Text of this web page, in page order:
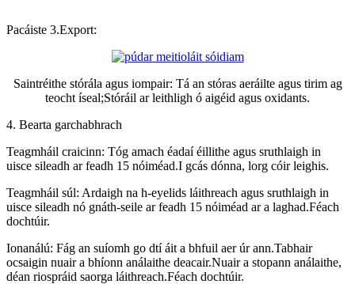
Pacáiste 3.Export:
Saintréithe stórála agus iompair: Tá an stóras aeráilte agus tirim ag
teocht íseal;Stóráil ar leithligh ó aigéid agus oxidants.
4. Bearta garchabhrach
Teagmháil craicinn: Tóg amach éadaí éillithe agus sruthlaigh in
uisce sileadh ar feadh 15 nóiméad.I gcás dónna, lorg cóir leighis.
Teagmháil súl: Ardaigh na h-eyelids láithreach agus sruthlaigh in
uisce sileadh nó gnáth-seile ar feadh 15 nóiméad ar a laghad.Féach
dochtúir.
Ionanálú: Fág an suíomh go dtí áit a bhfuil aer úr ann.Tabhair
ocsaigin nuair a bhíonn análaithe deacair.Nuair a stopann análaithe,
déan riospráid saorga láithreach.Féach dochtúir.